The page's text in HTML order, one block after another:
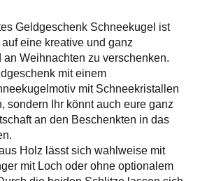
Geldgeschenk Schneekugel ist
eine kreative und ganz
an Weihnachten zu verschenken.
mit einem
mit Schneekristallen
sondern Ihr könnt auch eure ganz
an den Beschenkten in das
Holz lässt sich wahlweise mit
mit Loch oder ohne optionalem